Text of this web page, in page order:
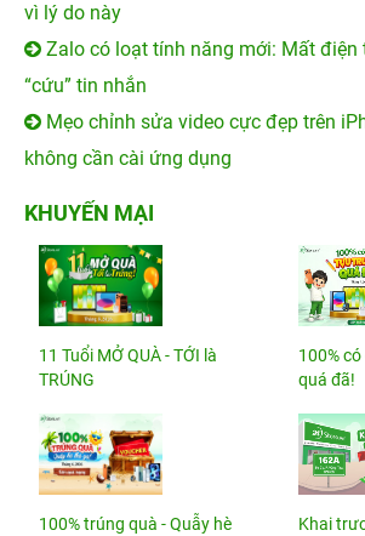
vì lý do này
Zalo có loạt tính năng mới: Mất điện
“cứu” tin nhắn
Mẹo chỉnh sửa video cực đẹp trên
không cần cài ứng dụng
KHUYẾN MẠI
11 Tuổi MỞ QUÀ - TỚI là
TRÚNG
100%
quá đã!
100% trúng quà - Quẫy hè
Khai